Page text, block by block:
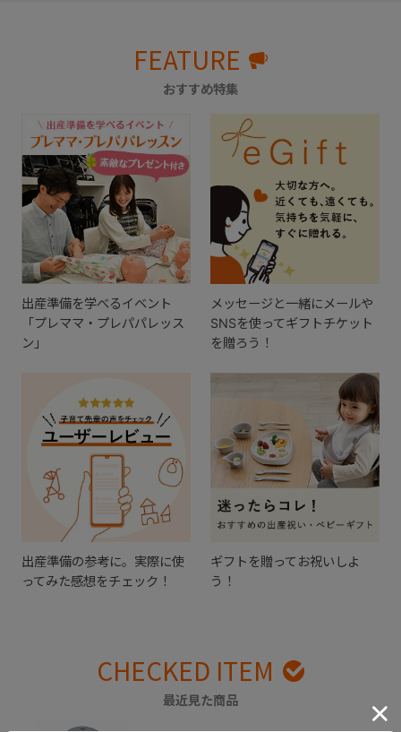
FEATURE
おすすめ特集
出産準備を学べるイベント
「プレママ・プレパパレッス
ン」
メッセージと一緒にメールや
SNSを使ってギフトチケット
を贈ろう！
出産準備の参考に。実際に使
ってみた感想をチェック！
ギフトを贈ってお祝いしよ
う！
CHECKED ITEM
最近見た商品